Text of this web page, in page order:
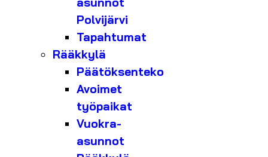
Polvijärvi
Tapahtumat
Rääkkylä
Päätöksenteko
Avoimet
työpaikat
Vuokra-
asunnot